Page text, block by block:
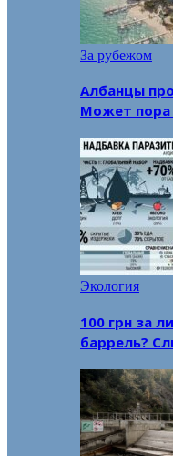
За рубежом
Албанцы
Может пора
Экология
100 грн за
баррель?